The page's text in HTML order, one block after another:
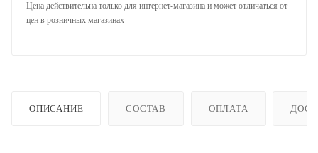
Цена действительна только для интернет-магазина и может отличаться от
цен в розничных магазинах
ОПИСАНИЕ СОСТАВ ОПЛАТА